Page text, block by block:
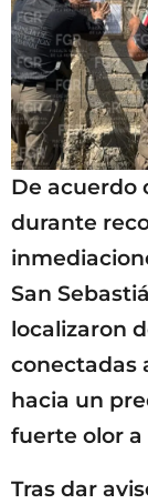
De acuerdo
durante
San
localizaron
conectadas
hacia un
fuerte olor
Tras dar